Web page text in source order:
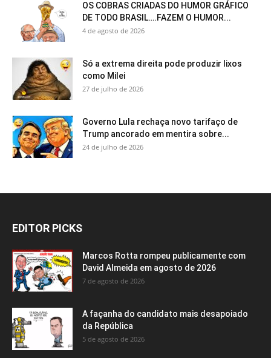
OS COBRAS CRIADAS DO HUMOR GRÁFICO
DE TODO BRASIL….FAZEM O HUMOR...
4 de agosto de 2026
Só a extrema direita pode produzir lixos
como Milei
27 de julho de 2026
Governo Lula rechaça novo tarifaço de
Trump ancorado em mentira sobre...
24 de julho de 2026
EDITOR PICKS
Marcos Rotta rompeu publicamente com
David Almeida em agosto de 2026
7 de agosto de 2026
A façanha do candidato mais desapoiado
da República
5 de agosto de 2026